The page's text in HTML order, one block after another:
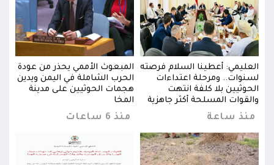
العليمي: أعطينا السلام فرصته
لسنوات.. ومرحلة اعتداءات
الحوثيين بلا كلفة انتهت
والقوات المسلحة أكثر جاهزية
منذ ساعة
المبعوث الأممي يحذر من عودة
الحرب الشاملة في اليمن ويدين
هجمات الحوثيين على مدينة
المخا
منذ 6 ساعات